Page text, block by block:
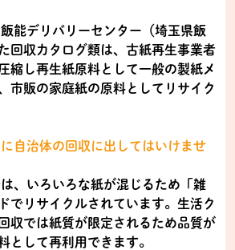
能デリバリーセンター（埼玉県飯
回収カタログ類は、古紙再生事業者
縮し再生紙原料として一般の製紙メ
市販の家庭紙の原料としてリサイク
自治体の回収に出してはいけませ
、いろいろな紙が混じるため「雑
でリサイクルされています。生活ク
収では紙質が限定されるため品質が
として再利用できます。